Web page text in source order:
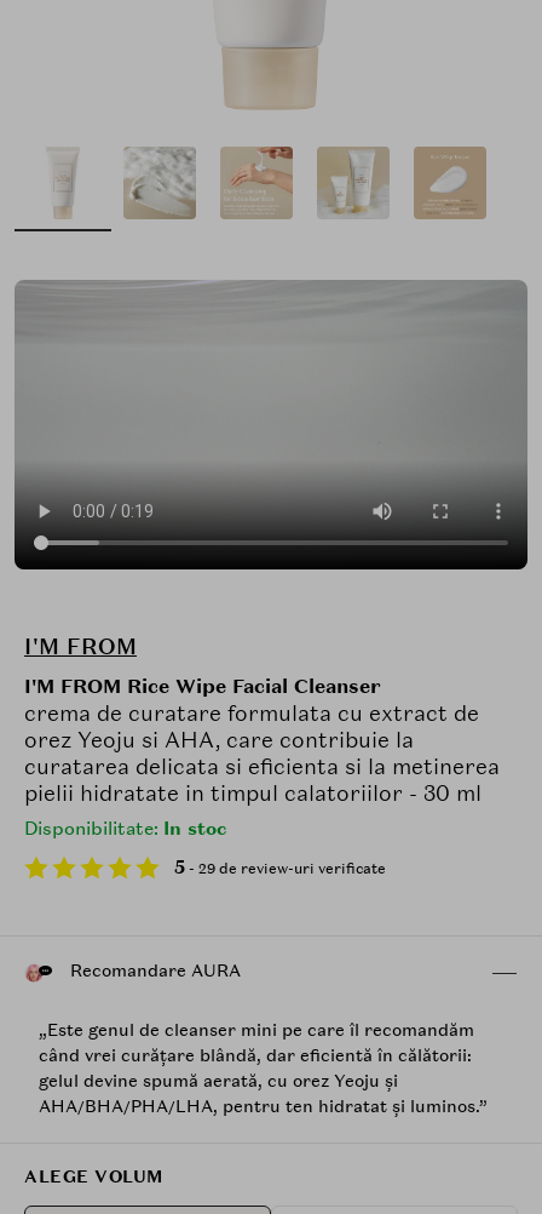
I'M FROM
I'M FROM Rice Wipe Facial Cleanser
crema de curatare formulata cu extract de
orez Yeoju si AHA, care contribuie la
curatarea delicata si eficienta si la metinerea
pielii hidratate in timpul calatoriilor - 30 ml
Disponibilitate: In stoc
5 - 29 de review-uri verificate
Recomandare AURA
„Este genul de cleanser mini pe care îl recomandăm
când vrei curățare blândă, dar eficientă în călătorii:
gelul devine spumă aerată, cu orez Yeoju și
AHA/BHA/PHA/LHA, pentru ten hidratat și luminos.”
ALEGE VOLUM